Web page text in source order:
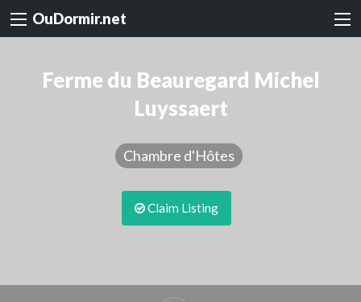
OuDormir.net
Ferme du Beauregard Michel
Luyssaert
Chambre d'Hôtes
Claim Listing